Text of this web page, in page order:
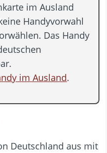
im Ausland
Handyvorwahl
Das Handy
im Ausland.
Deutschland aus mit